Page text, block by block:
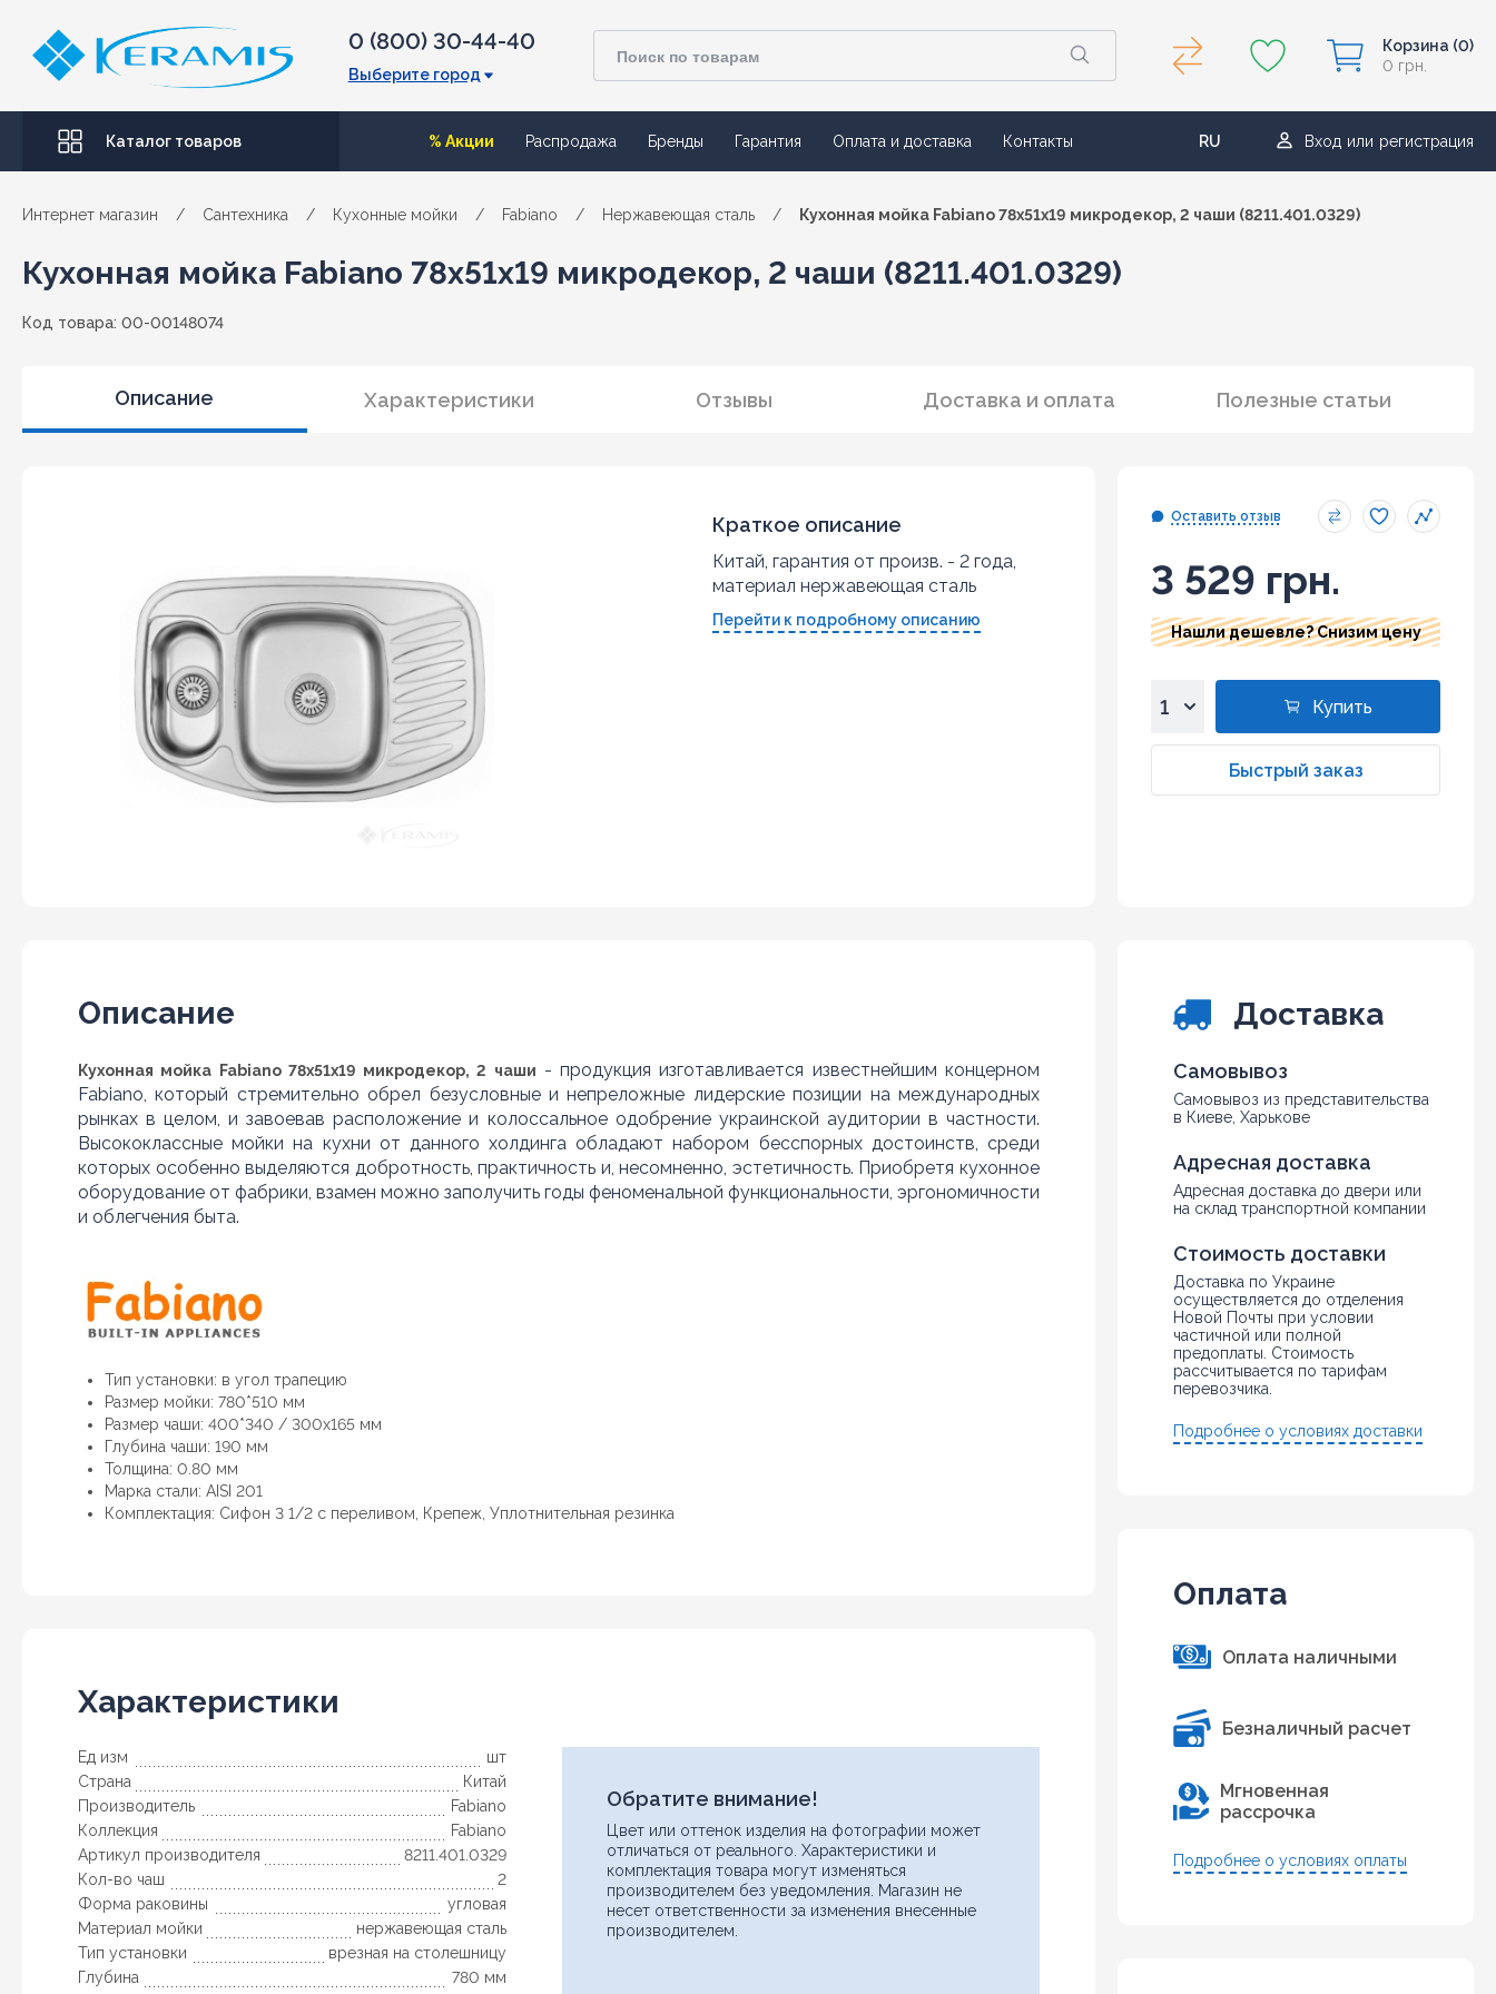
0 (800) 30-44-40
Выберите город
Корзина (0)
0 грн.
Каталог товаров % Акции Распродажа Бренды Гарантия Оплата и доставка
Контакты
UA
RU Вход или регистрация
Интернет магазин / Сантехника / Кухонные мойки / Fabiano / Нержавеющая сталь / Кухонная мойка Fabiano 78x51x19 микродекор, 2 чаши (8211.401.0329)
Кухонная мойка Fabiano 78x51x19 микродекор, 2 чаши (8211.401.0329)
Код товара: 00-00148074
Описание Характеристики Отзывы Доставка и оплата Полезные статьи
Краткое описание
Китай, гарантия от произв. - 2 года,
материал нержавеющая сталь
Перейти к подробному описанию
Оставить отзыв
3 529 грн.
Нашли дешевле? Снизим цену
3
Купить
Быстрый заказ
Описание
Кухонная мойка Fabiano 78x51x19 микродекор, 2 чаши - продукция изготавливается известнейшим концерном
Fabiano, который стремительно обрел безусловные и непреложные лидерские позиции на международных
рынках в целом, и завоевав расположение и колоссальное одобрение украинской аудитории в частности.
Высококлассные мойки на кухни от данного холдинга обладают набором бесспорных достоинств, среди
которых особенно выделяются добротность, практичность и, несомненно, эстетичность. Приобретя кухонное
оборудование от фабрики, взамен можно заполучить годы феноменальной функциональности, эргономичности
и облегчения быта.
Тип установки: в угол трапецию
Размер мойки: 780*510 мм
Размер чаши: 400*340 / 300х165 мм
Глубина чаши: 190 мм
Толщина: 0.80 мм
Марка стали: AISI 201
Комплектация: Cифон 3 1/2 с переливом, Крепеж, Уплотнительная резинка
Характеристики
Ед изм
шт
Страна
Китай
Производитель
Fabiano
Коллекция
Fabiano
Артикул производителя
8211.401.0329
Кол-во чаш
2
Форма раковины
угловая
Материал мойки
нержавеющая сталь
Тип установки
врезная на столешницу
Глубина
780 мм
Обратите внимание!
Цвет или оттенок изделия на фотографии может
отличаться от реального. Характеристики и
комплектация товара могут изменяться
производителем без уведомления. Магазин не
несет ответственности за изменения внесенные
производителем.
Доставка
Самовывоз
Самовывоз из представительства
в Киеве, Харькове
Адресная доставка
Адресная доставка до двери или
на склад транспортной компании
Стоимость доставки
Доставка по Украине
осуществляется до отделения
Новой Почты при условии
частичной или полной
предоплаты. Стоимость
рассчитывается по тарифам
перевозчика.
Подробнее о условиях доставки
Оплата
Оплата наличными
Безналичный расчет
Мгновенная
рассрочка
Подробнее о условиях оплаты